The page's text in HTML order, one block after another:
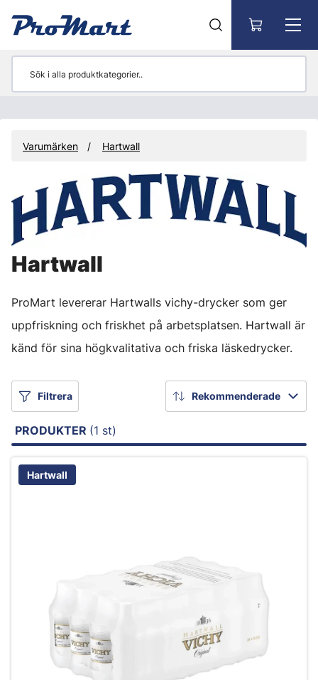
Varumärken Hartwall
Hartwall
ProMart levererar Hartwalls vichy-drycker som ger
uppfriskning och friskhet på arbetsplatsen. Hartwall är
känd för sina högkvalitativa och friska läskedrycker.
Filtrera Rekommenderade
PRODUKTER (1 st)
Hartwall